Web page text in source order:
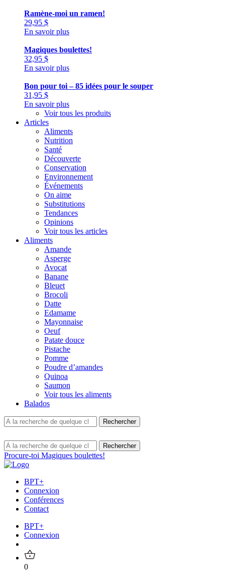
Ramène-moi un ramen!
29,95 $
En savoir plus
Magiques boulettes!
32,95 $
En savoir plus
Bon pour toi – 85 idées pour le souper
31,95 $
En savoir plus
Voir tous les produits
Articles
Aliments
Nutrition
Santé
Découverte
Conservation
Environnement
Événements
On aime
Substitutions
Tendances
Opinions
Voir tous les articles
Aliments
Amande
Asperge
Avocat
Banane
Bleuet
Brocoli
Datte
Edamame
Mayonnaise
Oeuf
Patate douce
Pistache
Pomme
Poudre d’amandes
Quinoa
Saumon
Voir tous les aliments
Balados
Procure-toi Magiques boulettes!
BPT+
Connexion
Conférences
Contact
BPT+
Connexion
0